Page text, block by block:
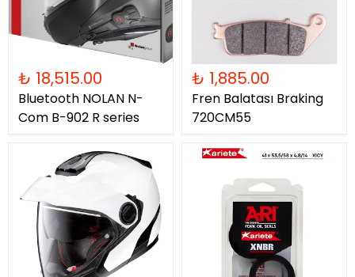
₺ 18,515.00
Bluetooth NOLAN N-
Com B-902 R series
₺ 1,885.00
Fren Balatası Braking
720CM55